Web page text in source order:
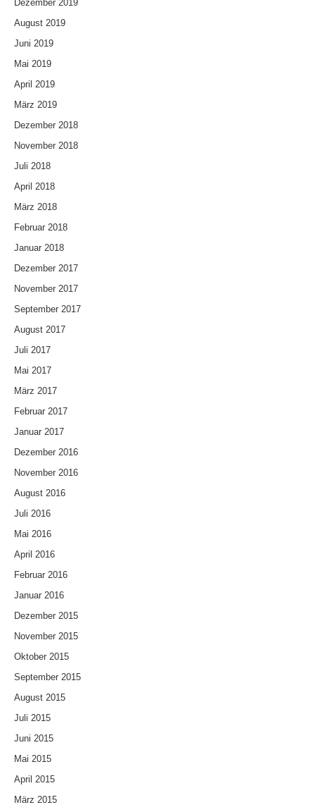
Dezember 2019
August 2019
Juni 2019
Mai 2019
April 2019
März 2019
Dezember 2018
November 2018
Juli 2018
April 2018
März 2018
Februar 2018
Januar 2018
Dezember 2017
November 2017
September 2017
August 2017
Juli 2017
Mai 2017
März 2017
Februar 2017
Januar 2017
Dezember 2016
November 2016
August 2016
Juli 2016
Mai 2016
April 2016
Februar 2016
Januar 2016
Dezember 2015
November 2015
Oktober 2015
September 2015
August 2015
Juli 2015
Juni 2015
Mai 2015
April 2015
März 2015